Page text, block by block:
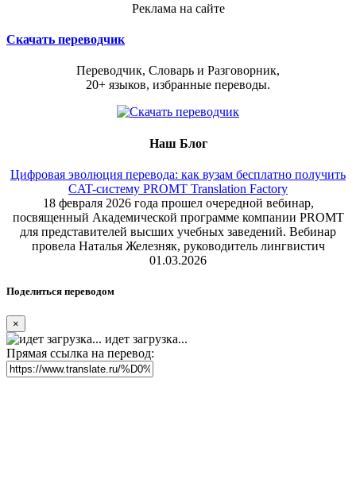
Реклама на сайте
Скачать переводчик
Переводчик, Словарь и Разговорник,
20+ языков, избранные переводы.
Наш Блог
Цифровая эволюция перевода: как вузам бесплатно получить
CAT-систему PROMT Translation Factory
18 февраля 2026 года прошел очередной вебинар,
посвященный Академической программе компании PROMT
для представителей высших учебных заведений. Вебинар
провела Наталья Железняк, руководитель лингвистич
01.03.2026
Поделиться переводом
×
идет загрузка...
Прямая ссылка на перевод: